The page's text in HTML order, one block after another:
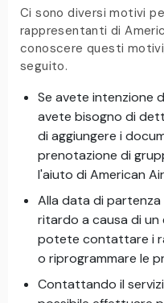
Ci sono diversi motivi
rappresentanti di
conoscere questi
seguito.
Se avete intenzione
avete bisogno di
di aggiungere i
prenotazione di
l'aiuto di American
Alla data di partenza
ritardo a causa di un
potete contattare i
o riprogrammare le
Contattando il